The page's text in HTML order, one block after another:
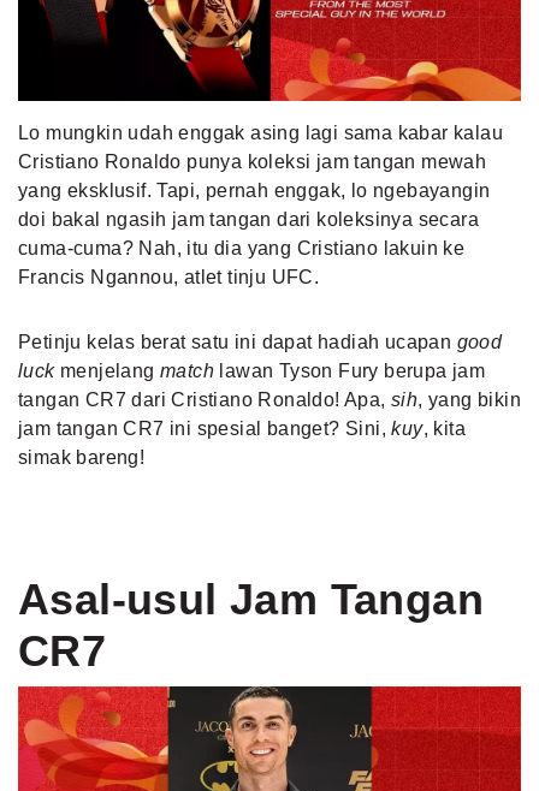
MLDPOINTS
Lo mungkin udah enggak asing lagi sama kabar kalau
Cristiano Ronaldo punya koleksi jam tangan mewah
yang eksklusif. Tapi, pernah enggak, lo ngebayangin
doi bakal ngasih jam tangan dari koleksinya secara
cuma-cuma? Nah, itu dia yang Cristiano lakuin ke
Francis Ngannou, atlet tinju UFC.
Petinju kelas berat satu ini dapat hadiah ucapan good
luck menjelang match lawan Tyson Fury berupa jam
tangan CR7 dari Cristiano Ronaldo! Apa, sih, yang bikin
jam tangan CR7 ini spesial banget? Sini,kuy, kita
simak bareng!
Asal-usul Jam Tangan
CR7